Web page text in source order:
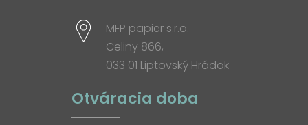
MFP papier s.r.o.
Celiny 866,
033 01 Liptovský Hrádok
Otváracia doba